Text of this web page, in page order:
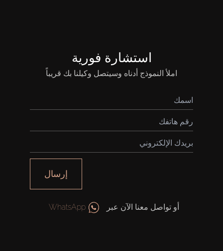
استشارة فورية
املأ النموذج أدناه وسيتصل وكيلنا بك قريباً
إرسال
أو تواصل معنا الآن عبر WhatsApp